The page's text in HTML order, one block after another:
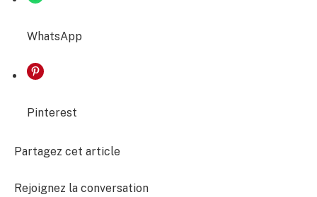
WhatsApp
Pinterest
Partagez cet article
Rejoignez la conversation